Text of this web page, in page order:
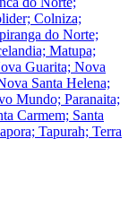
Colniza;
do Norte;
Matupa;
Guarita; Nova
Santa Helena;
Mundo; Paranaita;
Carmem; Santa
Tapurah; Terra